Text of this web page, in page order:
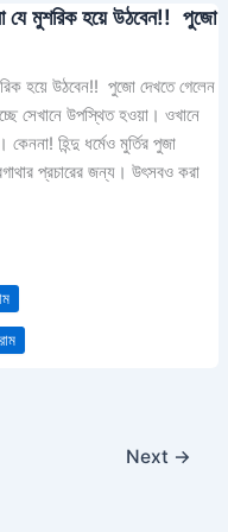
যে মুশরিক হয়ে উঠবেন!! পুজো
হয়ে উঠবেন!! পুজো দেখতে গেলেন
সেখানে উপস্থিত হওয়া। ওখানে
হিন্দু ধর্মেও মুর্তির পুজা
প্রচারের জন্য। উৎসবও করা
Next →